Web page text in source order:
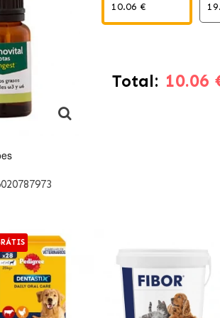
10.06 €
Total: 10.06